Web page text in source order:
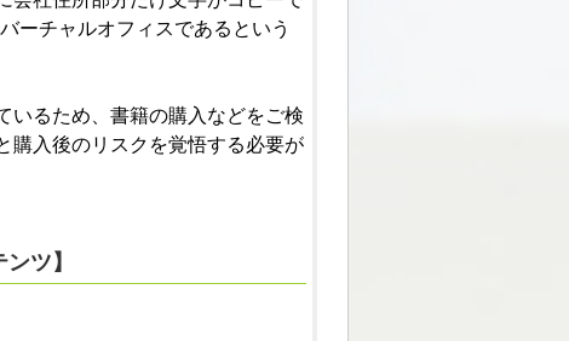
ーチャルオフィスであるという
いるため、書籍の購入などをご検
購入後のリスクを覚悟する必要が
ツ】